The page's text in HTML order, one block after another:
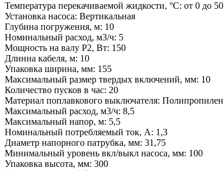
Температура перекачиваемой жидкости, °C: от 0 до 50
Установка насоса: Вертикальная
Глубина погружения, м: 10
Номинальный расход, м3/ч: 5
Мощность на валу Р2, Вт: 150
Длинна кабеля, м: 10
Упаковка ширина, мм: 155
Максимальный размер твердых включений, мм: 10
Количество пусков в час: 20
Материал поплавкового выключателя: Полипропилен
Максимальный расход, м3/ч: 8,5
Максимальный напор, м: 5,5
Номинальный потребляемый ток, А: 1,3
Диаметр напорного патрубка, мм: 31,75
Минимальный уровень вкл/выкл насоса, мм: 100
Упаковка высота, мм: 300